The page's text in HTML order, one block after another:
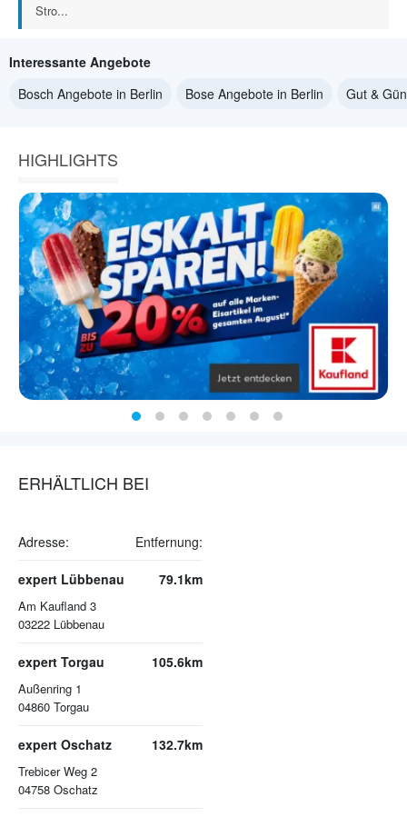
Stro...
Interessante Angebote
Bosch Angebote in Berlin
Bose Angebote in Berlin Gut &
HIGHLIGHTS
ERHÄLTLICH BEI
Adresse: Entfernung:
expert Lübbenau
Am Kaufland 3
03222 Lübbenau
79.1km
expert Torgau
Außenring 1
04860 Torgau
105.6km
expert Oschatz
Trebicer Weg 2
04758 Oschatz
132.7km